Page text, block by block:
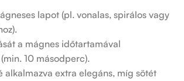
lapot (pl. vonalas, spirálos vagy
a mágnes időtartamával
10 másodperc).
alkalmazva extra elegáns, míg sötét